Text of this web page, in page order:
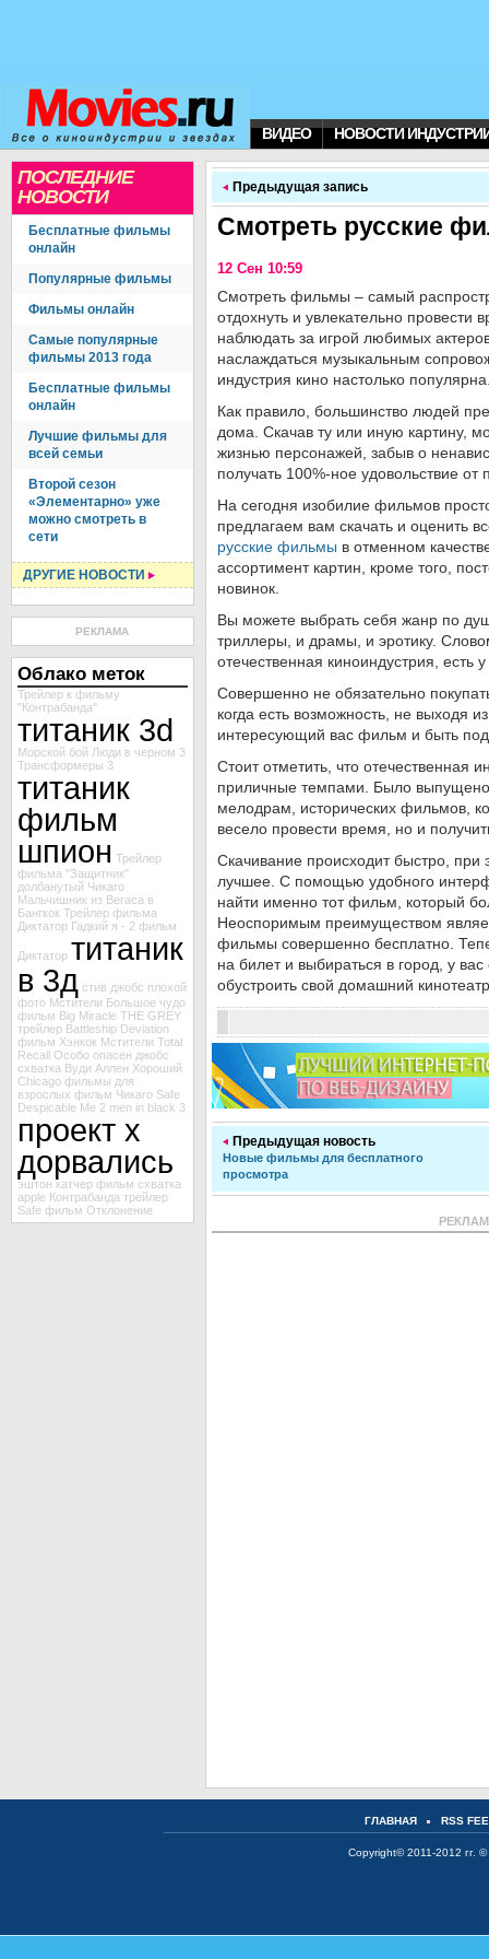
ВИДЕО НОВОСТИ
ПОСЛЕДНИЕ
НОВОСТИ
Бесплатные фильмы
онлайн
Популярные фильмы
Фильмы онлайн
Самые популярные
фильмы 2013 года
Бесплатные фильмы
онлайн
Лучшие фильмы для
всей семьи
Второй сезон
«Элементарно» уже
можно смотреть в
сети
ДРУГИЕ НОВОСТИ
РЕКЛАМА
Облако меток
Трейлер к фильму
"Контрабанда"
титаник 3d
Морской бой Люди в черном 3
Трансформеры 3
титаник
фильм
шпион Трейлер
фильма "Защитник"
долбанутый Чикаго
Мальчишник из Вегаса в
Бангкок Трейлер фильма
Диктатор Гадкий я - 2 фильм
Диктатор титаник
в 3д стив джобс плохой
фото Мстители Большое чудо
фильм Big Miracle THE GREY
трейлер Battleship Deviation
фильм Хэнкок Мстители Total
Recall Особо опасен джобс
схватка Вуди Аллен Хороший
Chicago фильмы для
взрослых фильм Чикаго Safe
Despicable Me 2 men in black 3
проект х
дорвались
эштон катчер фильм схватка
apple Контрабанда трейлер
Safe фильм Отклонение
Предыдущая запись
Смотреть русские
12 Сен 10:59
Смотреть фильмы – самый
отдохнуть и увлекательно провести
наблюдать за игрой любимых
наслаждаться музыкальным
индустрия кино настолько
Как правило, большинство людей
дома. Скачав ту или иную картину,
жизнью персонажей, забыв о
получать 100%-ное удовольствие от
На сегодня изобилие фильмов
предлагаем вам скачать и оценить
русские фильмы в отменном
ассортимент картин, кроме того,
новинок.
Вы можете выбрать себя жанр по
триллеры, и драмы, и эротику.
отечественная киноиндустрия, есть
Совершенно не обязательно
когда есть возможность, не выходя
интересующий вас фильм и быть
Стоит отметить, что отечественная
приличные темпами. Было
мелодрам, исторических фильмов,
весело провести время, но и
Скачивание происходит быстро, при
лучшее. С помощью удобного
найти именно тот фильм, который
Неоспоримым преимуществом
фильмы совершенно бесплатно.
на билет и выбираться в город, у
обустроить свой домашний
Предыдущая новость
Новые фильмы для бесплатного
просмотра
ГЛАВНАЯ RSS
Copyright© 2011-2012 гг. ©